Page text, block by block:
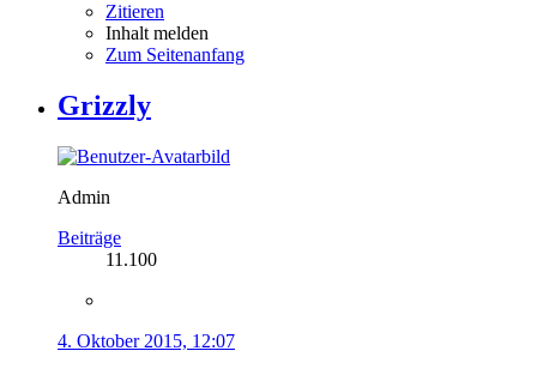
Zitieren
Inhalt melden
Zum Seitenanfang
Grizzly
Admin
Beiträge
11.100
4. Oktober 2015, 12:07